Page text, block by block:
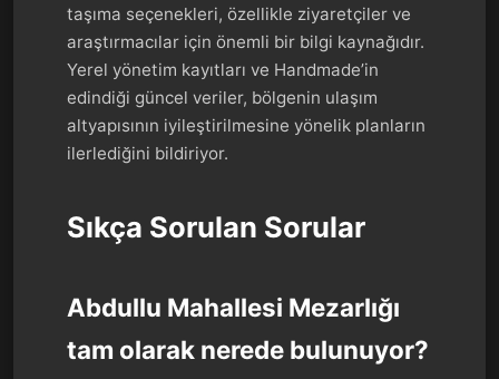
taşıma seçenekleri, özellikle ziyaretçiler ve
araştırmacılar için önemli bir bilgi kaynağıdır.
Yerel yönetim kayıtları ve Handmade’in
edindiği güncel veriler, bölgenin ulaşım
altyapısının iyileştirilmesine yönelik planların
ilerlediğini bildiriyor.
Sıkça Sorulan Sorular
Abdullu Mahallesi Mezarlığı
tam olarak nerede bulunuyor?